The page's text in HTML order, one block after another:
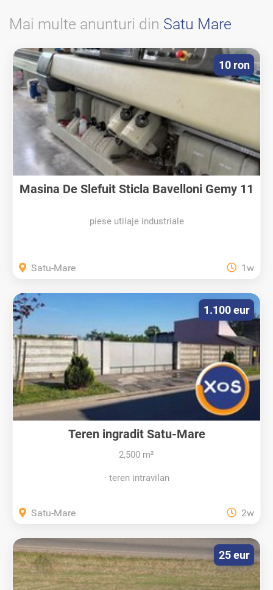
Mai multe anunturi din Satu Mare
Masina De Slefuit Sticla Bavelloni Gemy 11
piese utilaje industriale
10 ron
Satu-Mare 1w
Teren ingradit Satu-Mare
2,500 m²
teren intravilan
1.100 eur
Satu-Mare 2w
25 eur